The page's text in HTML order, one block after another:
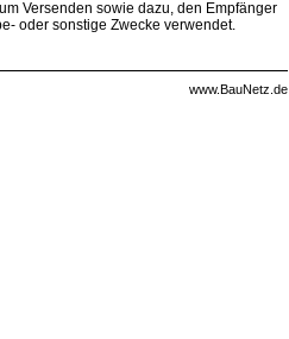
Versenden sowie dazu, den Empfänger
oder sonstige Zwecke verwendet.
www.BauNetz.de